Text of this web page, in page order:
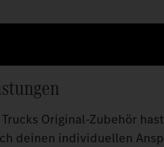
Original‑Zubehör
deinen individuellen